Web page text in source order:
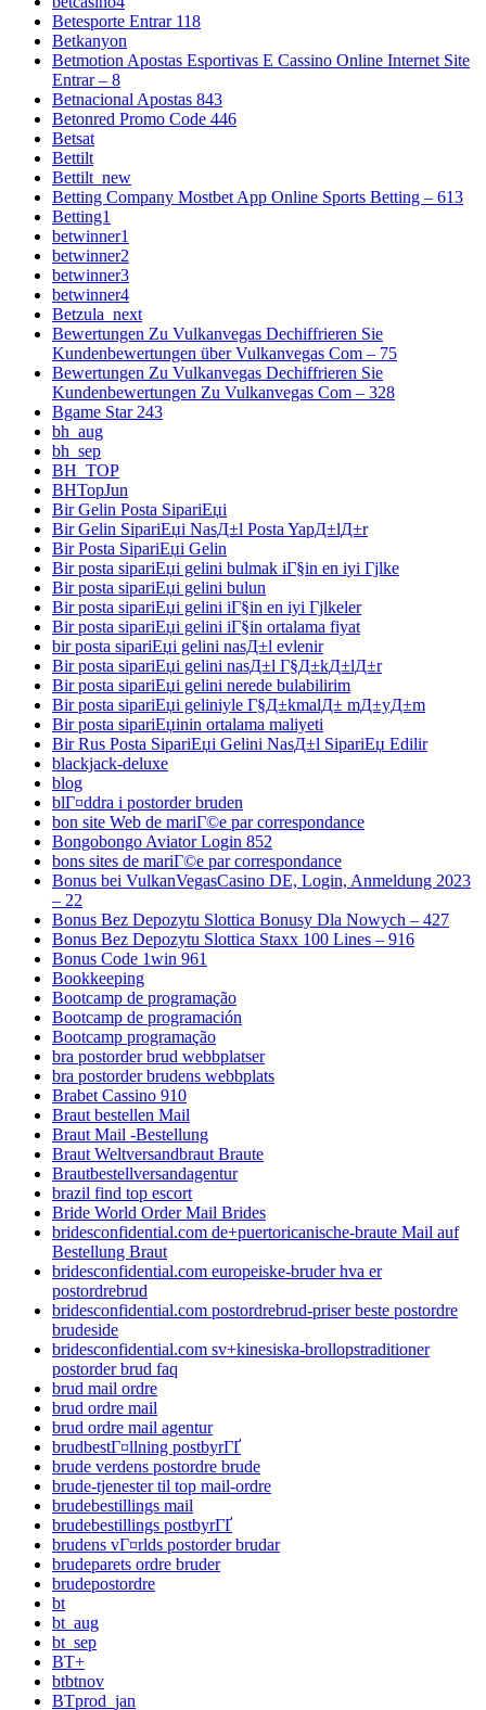
Betesporte Entrar 118
Betkanyon
Betmotion Apostas Esportivas E Cassino Online Internet Site
Entrar – 8
Betnacional Apostas 843
Betonred Promo Code 446
Betsat
Bettilt
Bettilt_new
Betting Company Mostbet App Online Sports Betting – 613
Betting1
betwinner1
betwinner2
betwinner3
betwinner4
Betzula_next
Bewertungen Zu Vulkanvegas Dechiffrieren Sie
Kundenbewertungen über Vulkanvegas Com – 75
Bewertungen Zu Vulkanvegas Dechiffrieren Sie
Kundenbewertungen Zu Vulkanvegas Com – 328
Bgame Star 243
bh_aug
bh_sep
BH_TOP
BHTopJun
Bir Gelin Posta SipariЕџi
Bir Gelin SipariЕџi NasД±l Posta YapД±lД±r
Bir Posta SipariЕџi Gelin
Bir posta sipariЕџi gelini bulmak iГ§in en iyi Гјlke
Bir posta sipariЕџi gelini bulun
Bir posta sipariЕџi gelini iГ§in en iyi Гјlkeler
Bir posta sipariЕџi gelini iГ§in ortalama fiyat
bir posta sipariЕџi gelini nasД±l evlenir
Bir posta sipariЕџi gelini nasД±l Г§Д±kД±lД±r
Bir posta sipariЕџi gelini nerede bulabilirim
Bir posta sipariЕџi geliniyle Г§Д±kmalД± mД±yД±m
Bir posta sipariЕџinin ortalama maliyeti
Bir Rus Posta SipariЕџi Gelini NasД±l SipariЕџ Edilir
blackjack-deluxe
blog
blГ¤ddra i postorder bruden
bon site Web de mariГ©e par correspondance
Bongobongo Aviator Login 852
bons sites de mariГ©e par correspondance
Bonus bei VulkanVegasCasino DE, Login, Anmeldung 2023
– 22
Bonus Bez Depozytu Slottica Bonusy Dla Nowych – 427
Bonus Bez Depozytu Slottica Staxx 100 Lines – 916
Bonus Code 1win 961
Bookkeeping
Bootcamp de programação
Bootcamp de programación
Bootcamp programação
bra postorder brud webbplatser
bra postorder brudens webbplats
Brabet Cassino 910
Braut bestellen Mail
Braut Mail -Bestellung
Braut Weltversandbraut Braute
Brautbestellversandagentur
brazil find top escort
Bride World Order Mail Brides
bridesconfidential.com de+puertoricanische-braute Mail auf
Bestellung Braut
bridesconfidential.com europeiske-bruder hva er
postordrebrud
bridesconfidential.com postordrebrud-priser beste postordre
brudeside
bridesconfidential.com sv+kinesiska-brollopstraditioner
postorder brud faq
brud mail ordre
brud ordre mail
brud ordre mail agentur
brudbestГ¤llning postbyrГҐ
brude verdens postordre brude
brude-tjenester til top mail-ordre
brudebestillings mail
brudebestillings postbyrГҐ
brudens vГ¤rlds postorder brudar
brudeparets ordre bruder
brudepostordre
bt
bt_aug
bt_sep
BT+
btbtnov
BTprod_jan